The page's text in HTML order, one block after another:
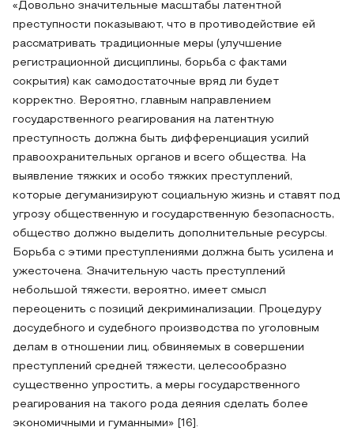
«Довольно значительные масштабы латентной
преступности показывают, что в противодействие ей
рассматривать традиционные меры (улучшение
регистрационной дисциплины, борьба с фактами
сокрытия) как самодостаточные вряд ли будет
корректно. Вероятно, главным направлением
государственного реагирования на латентную
преступность должна быть дифференциация усилий
правоохранительных органов и всего общества. На
выявление тяжких и особо тяжких преступлений,
которые дегуманизируют социальную жизнь и ставят под
угрозу общественную и государственную безопасность,
общество должно выделить дополнительные ресурсы.
Борьба с этими преступлениями должна быть усилена и
ужесточена. Значительную часть преступлений
небольшой тяжести, вероятно, имеет смысл
переоценить с позиций декриминализации. Процедуру
досудебного и судебного производства по уголовным
делам в отношении лиц, обвиняемых в совершении
преступлений средней тяжести, целесообразно
существенно упростить, а меры государственного
реагирования на такого рода деяния сделать более
экономичными и гуманными» [16].